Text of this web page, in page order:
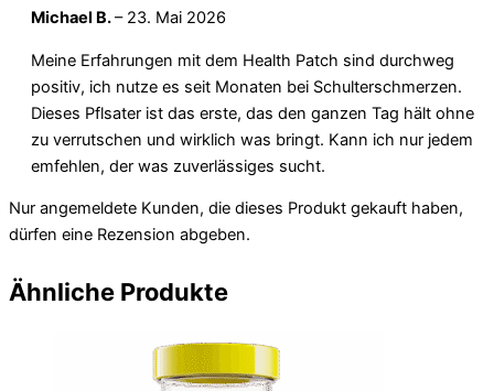
Michael B.– 23. Mai 2026
Meine Erfahrungen mit dem Health Patch sind durchweg
positiv, ich nutze es seit Monaten bei Schulterschmerzen.
Dieses Pflsater ist das erste, das den ganzen Tag hält ohne
zu verrutschen und wirklich was bringt. Kann ich nur jedem
emfehlen, der was zuverlässiges sucht.
Nur angemeldete Kunden, die dieses Produkt gekauft haben,
dürfen eine Rezension abgeben.
Ähnliche Produkte